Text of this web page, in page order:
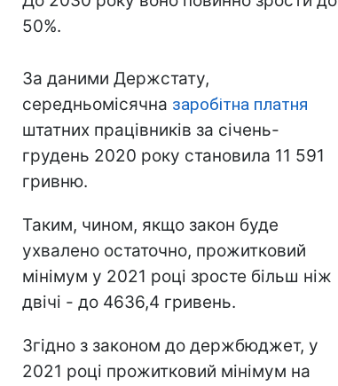
50%.
За даними Держстату,
середньомісячна заробітна платня
штатних працівників за січень-
грудень 2020 року становила 11 591
гривню.
Таким, чином, якщо закон буде
ухвалено остаточно, прожитковий
мінімум у 2021 році зросте більш ніж
двічі - до 4636,4 гривень.
Згідно з законом до держбюджет, у
2021 році прожитковий мінімум на